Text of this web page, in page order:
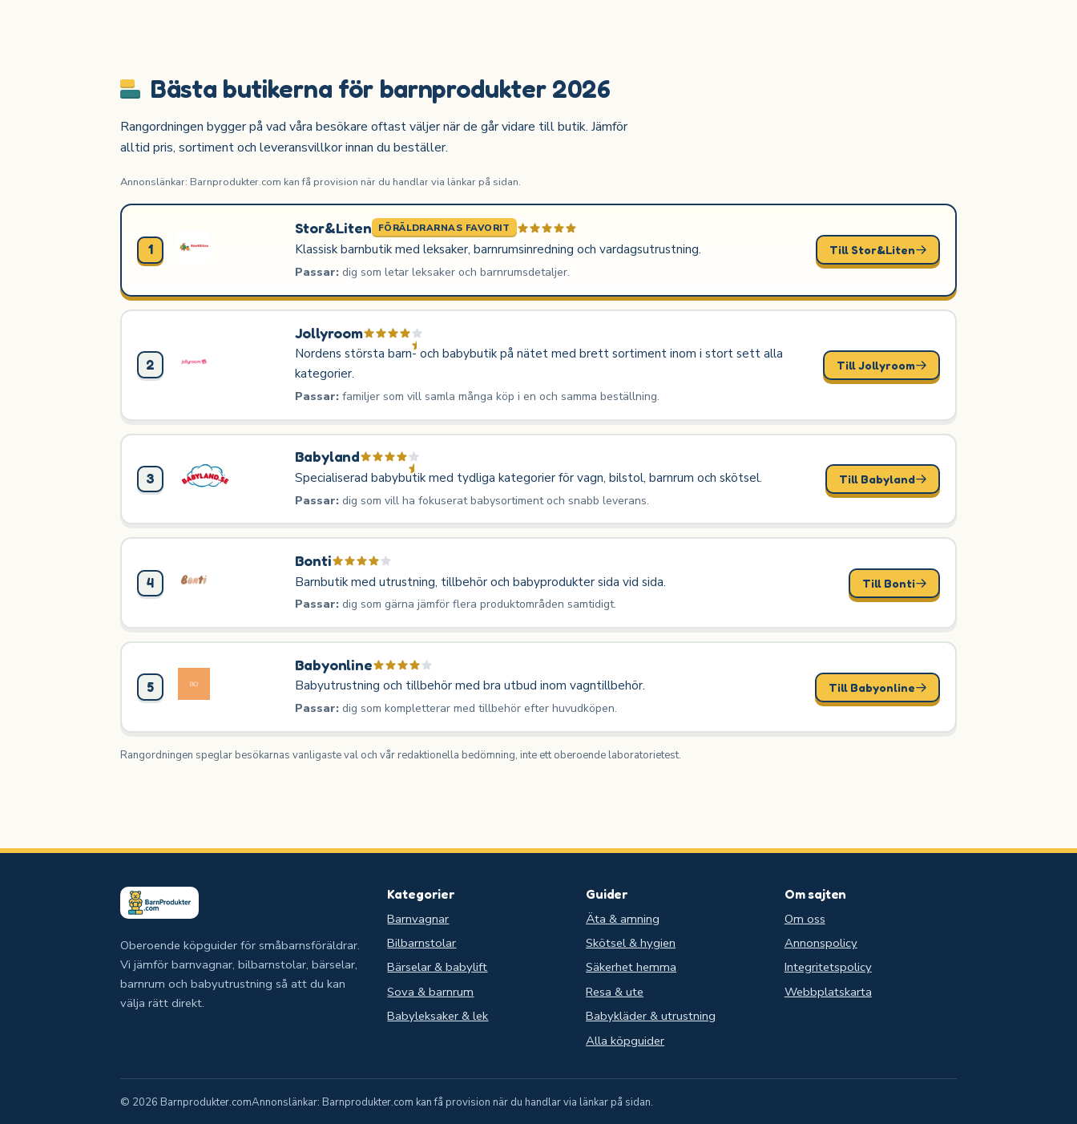
Bästa butikerna för barnprodukter 2026
Rangordningen bygger på vad våra besökare oftast väljer när de går vidare till butik. Jämför
alltid pris, sortiment och leveransvillkor innan du beställer.
Annonslänkar: Barnprodukter.com kan få provision när du handlar via länkar på sidan.
1
Stor&Liten FÖRÄLDRARNAS FAVORIT
Klassisk barnbutik med leksaker, barnrumsinredning och vardagsutrustning.
Passar:dig som letar leksaker och barnrumsdetaljer.
Till Stor&Liten
2
Jollyroom
Nordens största barn- och babybutik på nätet med brett sortiment inom i stort sett alla
kategorier.
Passar:familjer som vill samla många köp i en och samma beställning.
Till Jollyroom
3
Babyland
Specialiserad babybutik med tydliga kategorier för vagn, bilstol, barnrum och skötsel.
Passar:dig som vill ha fokuserat babysortiment och snabb leverans.
Till Babyland
4
Bonti
Barnbutik med utrustning, tillbehör och babyprodukter sida vid sida.
Passar:dig som gärna jämför flera produktområden samtidigt.
Till Bonti
5
Babyonline
Babyutrustning och tillbehör med bra utbud inom vagntillbehör.
Passar:dig som kompletterar med tillbehör efter huvudköpen.
Till Babyonline
Rangordningen speglar besökarnas vanligaste val och vår redaktionella bedömning, inte ett oberoende laboratorietest.
Oberoende köpguider för småbarnsföräldrar.
Vi jämför barnvagnar, bilbarnstolar, bärselar,
barnrum och babyutrustning så att du kan
välja rätt direkt.
Kategorier
Barnvagnar
Bilbarnstolar
Bärselar & babylift
Sova & barnrum
Babyleksaker & lek
Guider
Äta & amning
Skötsel & hygien
Säkerhet hemma
Resa & ute
Babykläder & utrustning
Alla köpguider
Om sajten
Om oss
Annonspolicy
Integritetspolicy
Webbplatskarta
© 2026 Barnprodukter.comAnnonslänkar: Barnprodukter.com kan få provision när du handlar via länkar på sidan.